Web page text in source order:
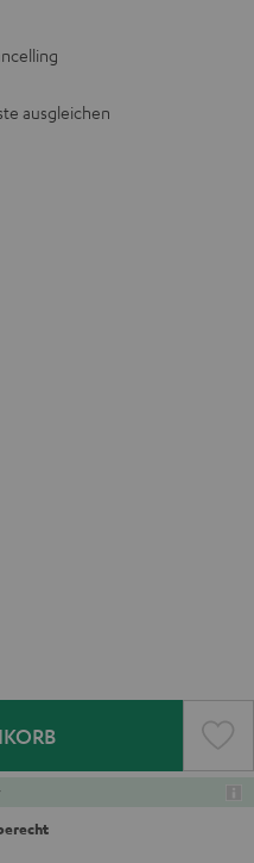
ausgleichen